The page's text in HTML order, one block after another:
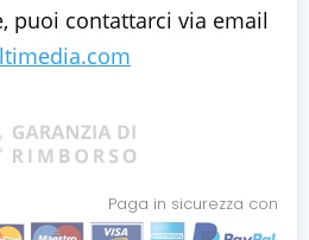
puoi contattarci via email
Paga in sicurezza con